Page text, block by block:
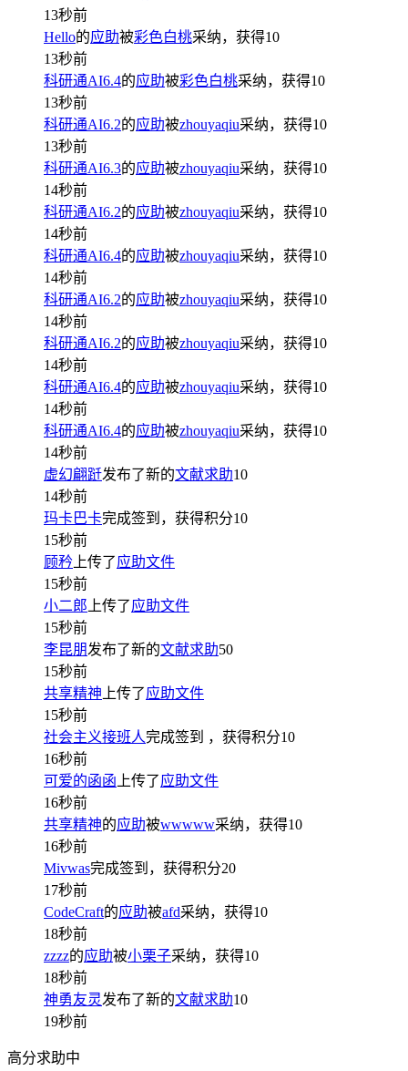
13秒前
Hello的应助被彩色白桃采纳，获得10
13秒前
科研通AI6.4的应助被彩色白桃采纳，获得10
13秒前
科研通AI6.2的应助被zhouyaqiu采纳，获得10
13秒前
科研通AI6.3的应助被zhouyaqiu采纳，获得10
14秒前
科研通AI6.2的应助被zhouyaqiu采纳，获得10
14秒前
科研通AI6.4的应助被zhouyaqiu采纳，获得10
14秒前
科研通AI6.2的应助被zhouyaqiu采纳，获得10
14秒前
科研通AI6.2的应助被zhouyaqiu采纳，获得10
14秒前
科研通AI6.4的应助被zhouyaqiu采纳，获得10
14秒前
科研通AI6.4的应助被zhouyaqiu采纳，获得10
14秒前
虚幻翩跹发布了新的文献求助10
14秒前
玛卡巴卡完成签到，获得积分10
15秒前
顾矜上传了 应助文件
15秒前
小二郎上传了 应助文件
15秒前
李昆朋发布了新的文献求助50
15秒前
共享精神上传了 应助文件
15秒前
社会主义接班人完成签到 ，获得积分10
16秒前
可爱的函函上传了 应助文件
16秒前
共享精神的应助被wwwww采纳，获得10
16秒前
Mivwas完成签到，获得积分20
17秒前
CodeCraft的应助被afd采纳，获得10
18秒前
zzzz的应助被小栗子采纳，获得10
18秒前
神勇友灵发布了新的文献求助10
19秒前
高分求助中